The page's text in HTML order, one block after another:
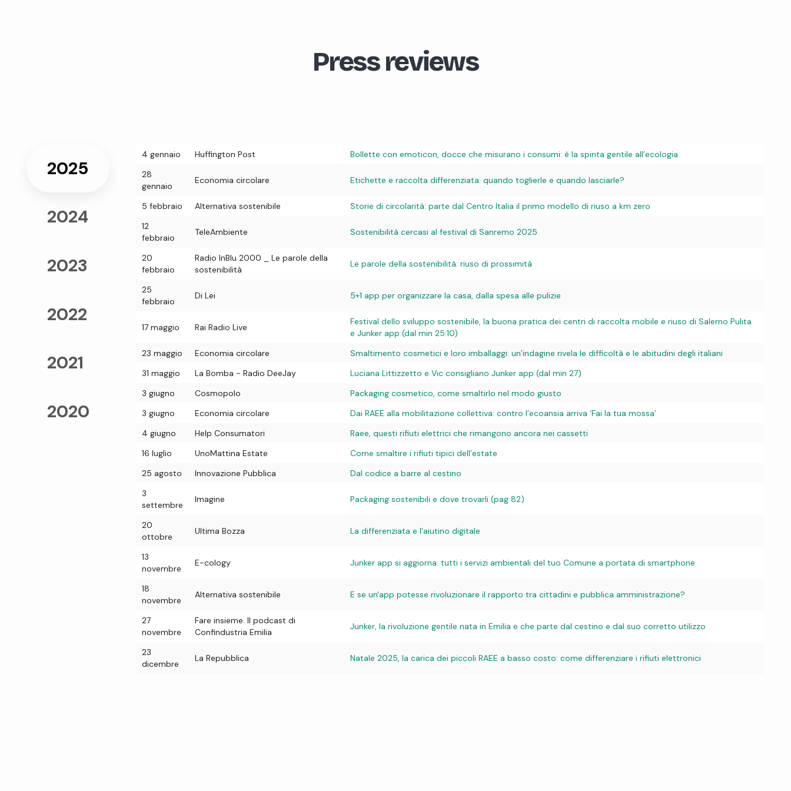
Press reviews
2025
2024
2023
2022
2021
2020
4 gennaio Huffington Post
Bollette con emoticon, docce che misurano i consumi: è la spinta gentile all’ecologia
28
gennaio
Economia circolare Etichette e raccolta differenziata: quando toglierle e quando lasciarle?
5 febbraio Alternativa sostenibile
Storie di circolarità: parte dal Centro Italia il primo modello di riuso a km zero
12
febbraio
TeleAmbiente Sostenibilità cercasi al festival di Sanremo 2025
20
febbraio
Radio InBlu 2000 _ Le parole della
sostenibilità
Le parole della sostenibilità: riuso di prossimità
25
febbraio
Di Lei 5+1 app per organizzare la casa, dalla spesa alle pulizie
17 maggio Rai Radio Live
Festival dello sviluppo sostenibile, la buona pratica dei centri di raccolta mobile e riuso di Salerno Pulita
e Junker app (dal min 25:10)
23 maggio
Economia circolare
Smaltimento cosmetici e loro imballaggi: un’indagine rivela le difficoltà e le abitudini degli italiani
31 maggio
La Bomba - Radio DeeJay
Luciana Littizzetto e Vic consigliano Junker app (dal min 27)
3 giugno
Cosmopolo
Packaging cosmetico, come smaltirlo nel modo giusto
3 giugno
Economia circolare
Dai RAEE alla mobilitazione collettiva: contro l’ecoansia arriva ‘Fai la tua mossa’
4 giugno
Help Consumatori
Raee, questi rifiuti elettrici che rimangono ancora nei cassetti
16 luglio
UnoMattina Estate
Come smaltire i rifiuti tipici dell’estate
25 agosto
Innovazione Pubblica
Dal codice a barre al cestino
3
settembre
Imagine Packaging sostenibili e dove trovarli (pag 82)
20
ottobre
Ultima Bozza La differenziata e l'aiutino digitale
13
novembre
E-cology Junker app si aggiorna: tutti i servizi ambientali del tuo Comune a portata di smartphone
18
novembre
Alternativa sostenibile E se un'app potesse rivoluzionare il rapporto tra cittadini e pubblica amministrazione?
27
novembre
Fare insieme. Il podcast di
Confindustria Emilia
Junker, la rivoluzione gentile nata in Emilia e che parte dal cestino e dal suo corretto utilizzo
23
dicembre
La Repubblica Natale 2025, la carica dei piccoli RAEE a basso costo: come differenziare i rifiuti elettronici